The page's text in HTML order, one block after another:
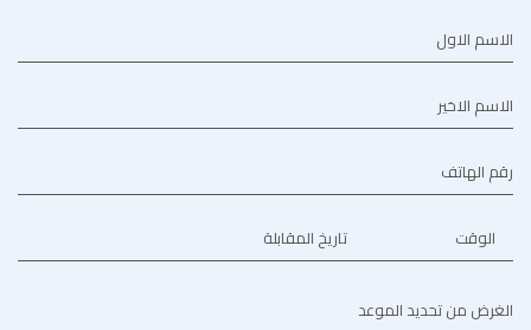
الاسم الاول
الاسم الاخير
رقم الهاتف
تاريخ المقابلة الوقت
الغرض من تحديد الموعد